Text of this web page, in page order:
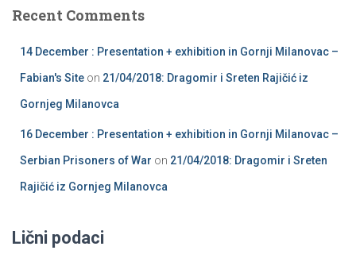
h
Recent Comments
14 December : Presentation + exhibition in Gornji Milanovac –
Fabian's Site on 21/04/2018: Dragomir i Sreten Rajičić iz
Gornjeg Milanovca
16 December : Presentation + exhibition in Gornji Milanovac –
Serbian Prisoners of War on 21/04/2018: Dragomir i Sreten
Rajičić iz Gornjeg Milanovca
Lični podaci